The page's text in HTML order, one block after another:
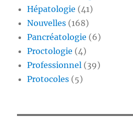
Hépatologie (41)
Nouvelles (168)
Pancréatologie (6)
Proctologie (4)
Professionnel (39)
Protocoles (5)